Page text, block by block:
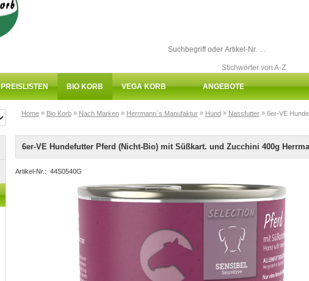
Stichwörter von A-Z
PREISLISTEN BIO KORB VEGA KORB ANGEBOTE
Home» Bio Korb» Nach Marken» Herrmann´s Manufaktur» Hund» Nassfutter» 6er-VE
6er-VE Hundefutter Pferd (Nicht-Bio) mit Süßkart. und Zucchini 400g
Artikel-Nr.: 44S0540G